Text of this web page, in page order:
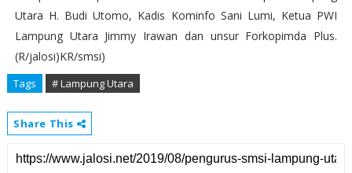
Utara H. Budi Utomo, Kadis Kominfo Sani Lumi, Ketua PWI
Lampung Utara Jimmy Irawan dan unsur Forkopimda Plus.
(R/jalosi)KR/smsi)
Tags # Lampung Utara
Share This